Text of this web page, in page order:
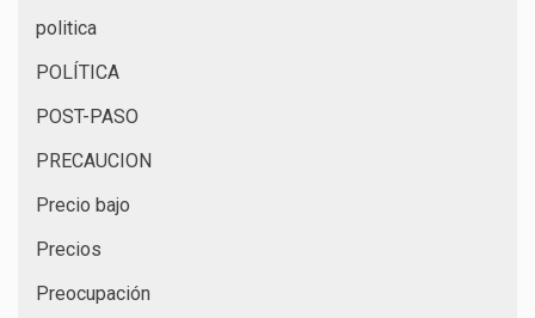
politica
POLÍTICA
POST-PASO
PRECAUCION
Precio bajo
Precios
Preocupación